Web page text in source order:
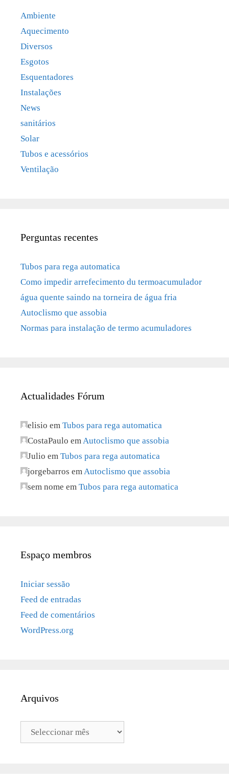
Ambiente
Aquecimento
Diversos
Esgotos
Esquentadores
Instalações
News
sanitários
Solar
Tubos e acessórios
Ventilação
Perguntas recentes
Tubos para rega automatica
Como impedir arrefecimento du termoacumulador
água quente saindo na torneira de água fria
Autoclismo que assobia
Normas para instalação de termo acumuladores
Actualidades Fórum
elisio em Tubos para rega automatica
CostaPaulo emAutoclismo que assobia
Julio em Tubos para rega automatica
jorgebarros emAutoclismo que assobia
sem nome em Tubos para rega automatica
Espaço membros
Iniciar sessão
Feed de entradas
Feed de comentários
WordPress.org
Arquivos
Arquivos